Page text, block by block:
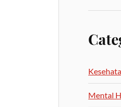
Mental